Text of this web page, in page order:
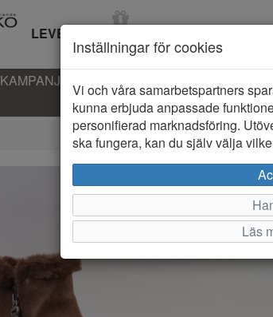
LEVERANS INOM 2-5 DAGAR
KAMPANJ KLÄDER-BARN
Inställningar för cookies
Vi och våra samarbetspartners
kunna erbjuda anpassade
personifierad marknadsföring.
ska fungera, kan du själv välja
Läs